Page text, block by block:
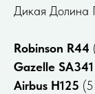
Дикая Долина
Robinson R44
Gazelle SA341
Airbus H125